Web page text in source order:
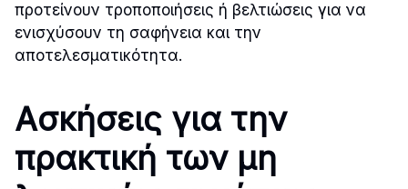
προτείνουν τροποποιήσεις ή βελτιώσεις για να
ενισχύσουν τη σαφήνεια και την
αποτελεσματικότητα.
Ασκήσεις για την
πρακτική των μη